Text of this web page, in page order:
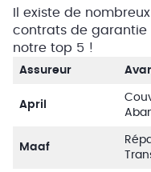
Il existe de
contrats de
notre top 5 !
Assureur
April
Maaf